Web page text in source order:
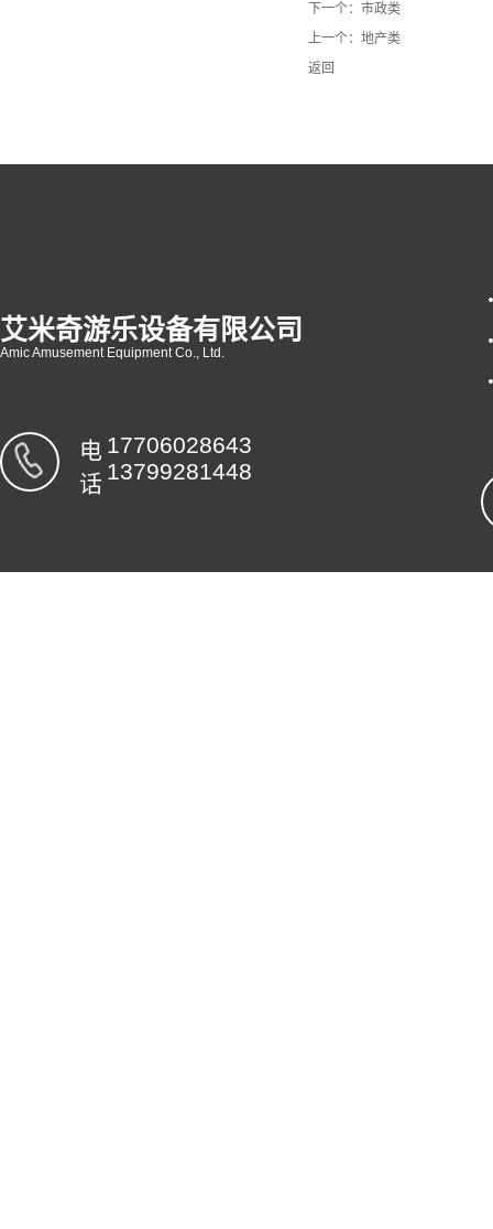
下一个： 市政类
上一个： 地产类
返回
艾米奇游乐设备有限公司
Amic Amusement Equipment Co., Ltd.
电
话
17706028643
13799281448